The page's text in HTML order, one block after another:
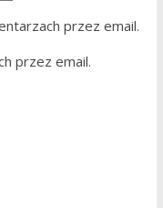
przez email.
przez email.